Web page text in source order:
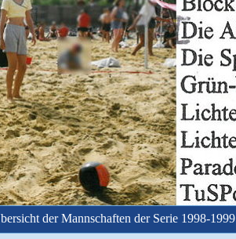
der Mannschaften der Serie 1998-1999